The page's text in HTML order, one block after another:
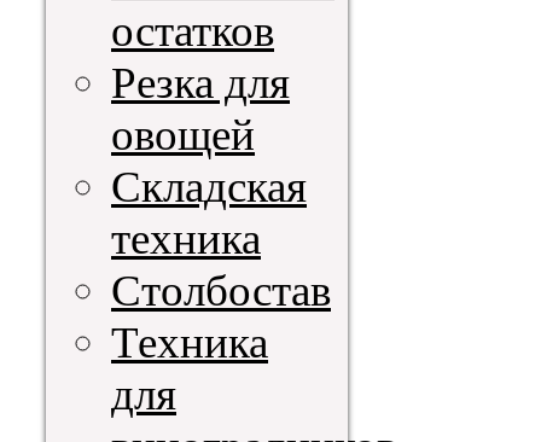
остатков
Резка для
овощей
Складская
техника
Столбостав
Техника
для